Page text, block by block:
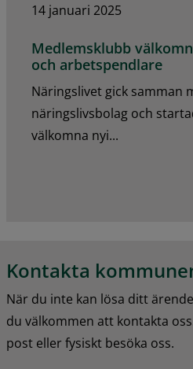
14 januari 2025
Medlemsklubb
och arbetspendlare
Näringslivet gick samman
näringslivsbolag och
välkomna nyi...
Kontakta
När du inte kan lösa ditt
du välkommen att kontakta
post eller fysiskt besöka oss.